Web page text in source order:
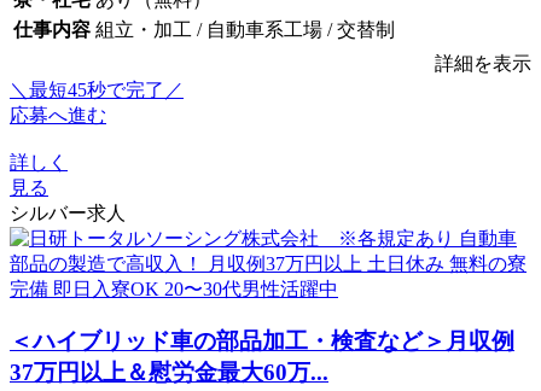
仕事内容 組立・加工 / 自動車系工場 / 交替制
詳細を表示
＼最短45秒で完了／
応募へ進む
詳しく
見る
シルバー求人
＜ハイブリッド車の部品加工・検査など＞月収例
37万円以上＆慰労金最大60万...